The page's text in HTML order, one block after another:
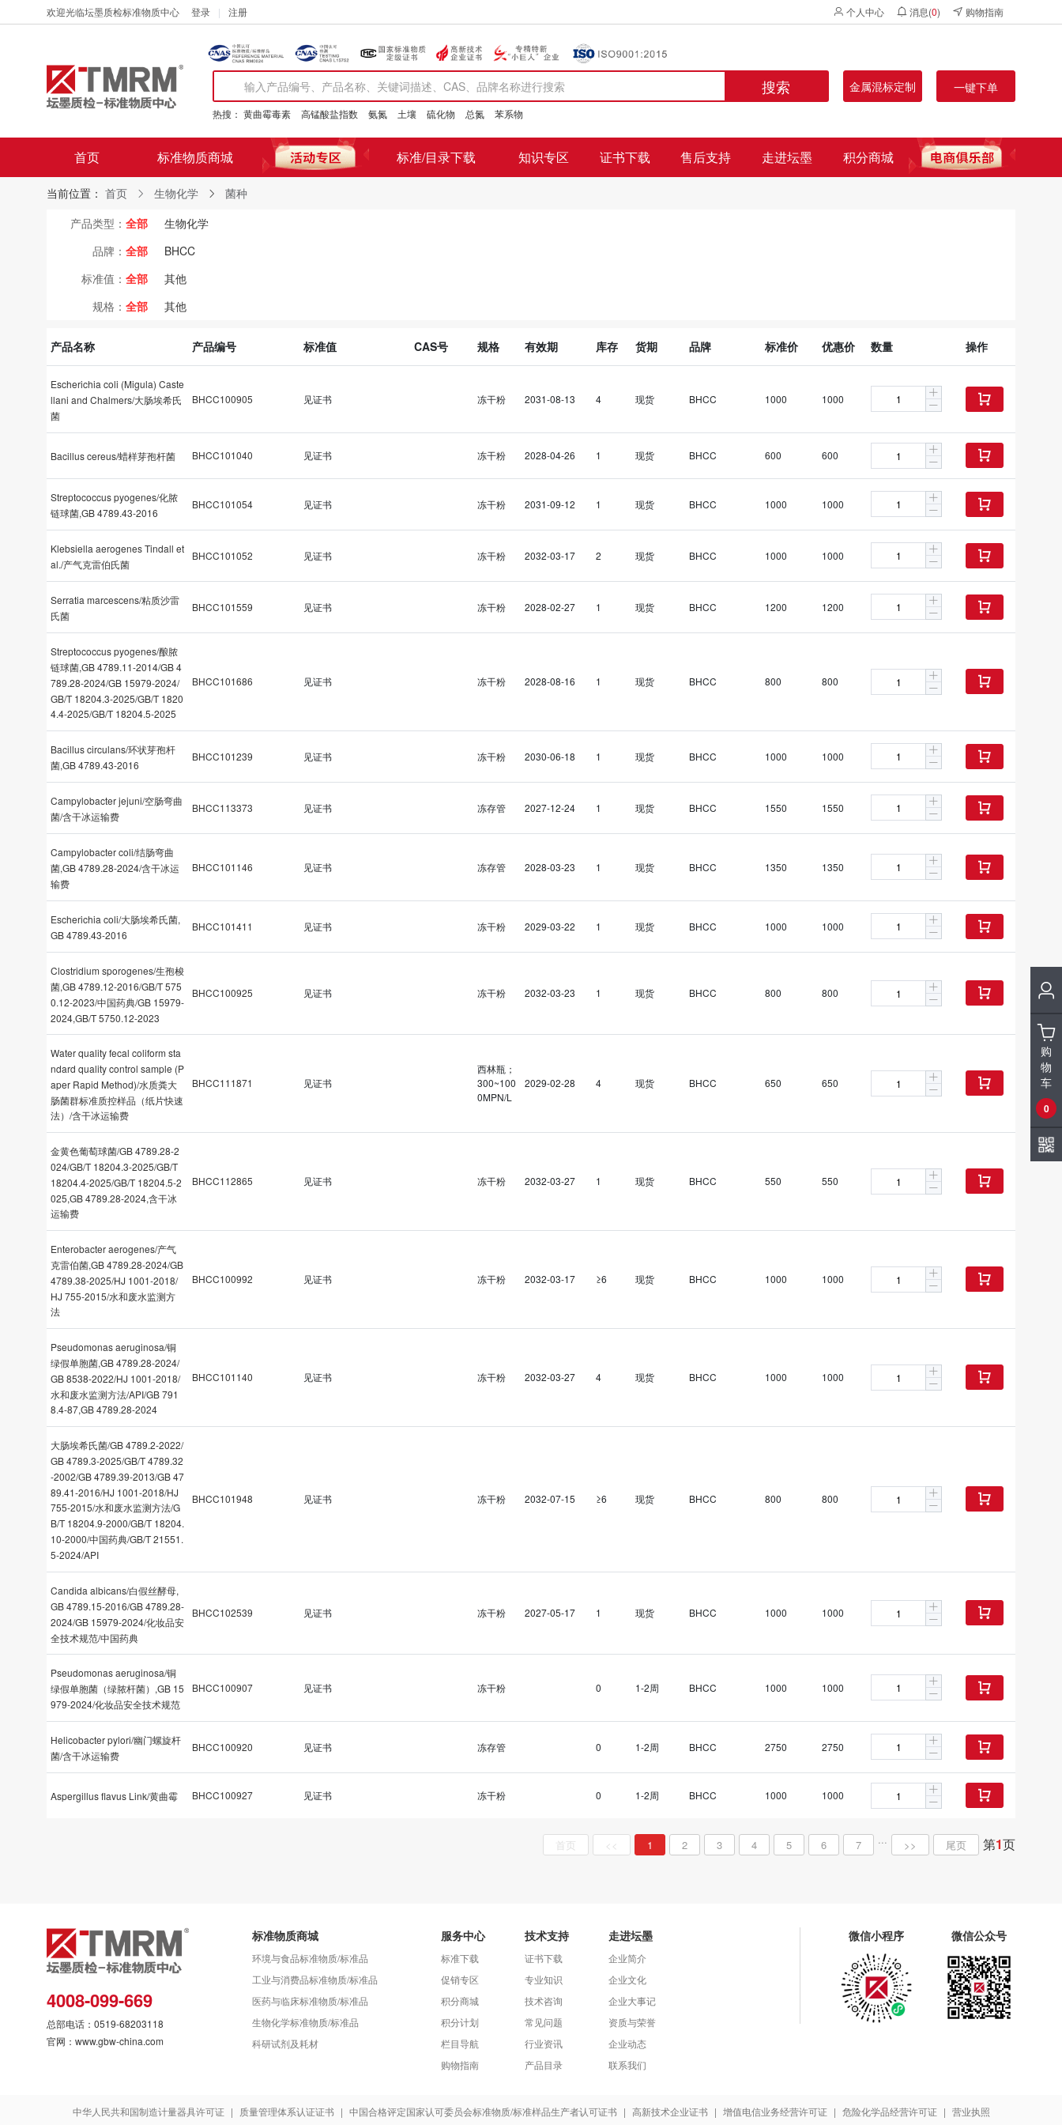
欢迎光临坛墨质检标准物质中心 登录 注册 个人中心 消息(0) 购物指南
搜索 金属混标定制 一键下单
热搜： 黄曲霉毒素 高锰酸盐指数 氨氮 土壤 硫化物 总氮 苯系物
首页 标准物质商城 标准/目录下载 知识专区 证书下载 售后支持 走进坛墨 积分商城
当前位置： 首页 生物化学
菌种
产品类型： 全部
生物化学
品牌： 全部
BHCC
标准值： 全部
其他
规格： 全部 其他
产品名称 产品编号 标准值 CAS号 规格 有效期 库存 货期 品牌 标准价 优惠价 数量 操作
Escherichia coli (Migula) Caste
llani and Chalmers/大肠埃希氏
菌
BHCC100905 见证书 冻干粉 2031-08-13 4 现货 BHCC 1000 1000 
Bacillus cereus/蜡样芽孢杆菌 BHCC101040 见证书 冻干粉 2028-04-26 1 现货 BHCC 600 600 
Streptococcus pyogenes/化脓
链球菌,GB 4789.43-2016
BHCC101054 见证书 冻干粉 2031-09-12 1 现货 BHCC 1000 1000 
Klebsiella aerogenes Tindall et
al./产气克雷伯氏菌
BHCC101052 见证书 冻干粉 2032-03-17 2 现货 BHCC 1000 1000 
Serratia marcescens/粘质沙雷
氏菌
BHCC101559 见证书 冻干粉 2028-02-27 1 现货 BHCC 1200 1200 
Streptococcus pyogenes/酿脓
链球菌,GB 4789.11-2014/GB 4
789.28-2024/GB 15979-2024/
GB/T 18204.3-2025/GB/T 1820
4.4-2025/GB/T 18204.5-2025
BHCC101686 见证书 冻干粉 2028-08-16 1 现货 BHCC 800 800 
Bacillus circulans/环状芽孢杆
菌,GB 4789.43-2016
BHCC101239 见证书 冻干粉 2030-06-18 1 现货 BHCC 1000 1000 
Campylobacter jejuni/空肠弯曲
菌/含干冰运输费
BHCC113373 见证书 冻存管 2027-12-24 1 现货 BHCC 1550 1550 
Campylobacter coli/结肠弯曲
菌,GB 4789.28-2024/含干冰运
输费
BHCC101146 见证书 冻存管 2028-03-23 1 现货 BHCC 1350 1350 
Escherichia coli/大肠埃希氏菌,
GB 4789.43-2016
BHCC101411 见证书 冻干粉 2029-03-22 1 现货 BHCC 1000 1000 
Clostridium sporogenes/生孢梭
菌,GB 4789.12-2016/GB/T 575
0.12-2023/中国药典/GB 15979-
2024,GB/T 5750.12-2023
BHCC100925 见证书 冻干粉 2032-03-23 1 现货 BHCC 800 800 
Water quality fecal coliform sta
ndard quality control sample (P
aper Rapid Method)/水质粪大
肠菌群标准质控样品（纸片快速
法）/含干冰运输费
BHCC111871 见证书
西林瓶；
300~100
0MPN/L
2029-02-28 4 现货 BHCC 650 650 
金黄色葡萄球菌/GB 4789.28-2
024/GB/T 18204.3-2025/GB/T
18204.4-2025/GB/T 18204.5-2
025,GB 4789.28-2024,含干冰
运输费
BHCC112865 见证书 冻干粉 2032-03-27 1 现货 BHCC 550 550 
Enterobacter aerogenes/产气
克雷伯菌,GB 4789.28-2024/GB
4789.38-2025/HJ 1001-2018/
HJ 755-2015/水和废水监测方
法
BHCC100992 见证书 冻干粉 2032-03-17 ≥6 现货 BHCC 1000 1000 
Pseudomonas aeruginosa/铜
绿假单胞菌,GB 4789.28-2024/
GB 8538-2022/HJ 1001-2018/
水和废水监测方法/API/GB 791
8.4-87,GB 4789.28-2024
BHCC101140 见证书 冻干粉 2032-03-27 4 现货 BHCC 1000 1000 
大肠埃希氏菌/GB 4789.2-2022/
GB 4789.3-2025/GB/T 4789.32
-2002/GB 4789.39-2013/GB 47
89.41-2016/HJ 1001-2018/HJ
755-2015/水和废水监测方法/G
B/T 18204.9-2000/GB/T 18204.
10-2000/中国药典/GB/T 21551.
5-2024/API
BHCC101948 见证书 冻干粉 2032-07-15 ≥6 现货 BHCC 800 800 
Candida albicans/白假丝酵母,
GB 4789.15-2016/GB 4789.28-
2024/GB 15979-2024/化妆品安
全技术规范/中国药典
BHCC102539 见证书 冻干粉 2027-05-17 1 现货 BHCC 1000 1000 
Pseudomonas aeruginosa/铜
绿假单胞菌（绿脓杆菌）,GB 15
979-2024/化妆品安全技术规范
BHCC100907 见证书 冻干粉 0 1-2周 BHCC 1000 1000 
Helicobacter pylori/幽门螺旋杆
菌/含干冰运输费
BHCC100920 见证书 冻存管 0 1-2周 BHCC 2750 2750 
Aspergillus flavus Link/黄曲霉 BHCC100927 见证书 冻干粉 0 1-2周 BHCC 1000 1000 
首页 << 1 2 3 4 5 6 7 ... >> 尾页 第1页
4008-099-669
总部电话：0519-68203118
官网：www.gbw-china.com
标准物质商城
环境与食品标准物质/标准品
工业与消费品标准物质/标准品
医药与临床标准物质/标准品
生物化学标准物质/标准品
科研试剂及耗材
服务中心
标准下载
促销专区
积分商城
积分计划
栏目导航
购物指南
技术支持
证书下载
专业知识
技术咨询
常见问题
行业资讯
产品目录
走进坛墨
企业简介
企业文化
企业大事记
资质与荣誉
企业动态
联系我们
微信小程序 微信公众号
中华人民共和国制造计量器具许可证 | 质量管理体系认证证书 | 中国合格评定国家认可委员会标准物质/标准样品生产者认可证书 | 高新技术企业证书 | 增值电信业务经营许可证 | 危险化学品经营许可证 | 营业执照
购
物
车
0